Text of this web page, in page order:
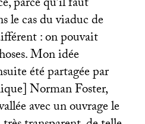
parce qu’il faut
le cas du viaduc de
: on pouvait
Mon idée
été partagée par
Norman Foster,
avec un ouvrage le